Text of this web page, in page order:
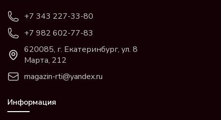
+7 343 227-33-80
+7 982 602-77-83
620085, г. Екатеринбург, ул. 8
Марта, 212
magazin-rti@yandex.ru
Информация